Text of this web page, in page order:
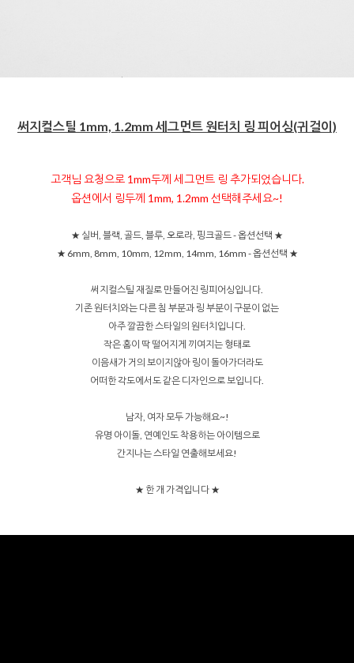
써지컬스틸 1mm, 1.2mm 세그먼트 원터치 링 피어싱(귀걸이)
고객님 요청으로 1mm두께 세그먼트 링 추가되었습니다.
옵션에서 링두께 1mm, 1.2mm 선택해주세요~!
★ 실버, 블랙, 골드, 블루, 오로라, 핑크골드 - 옵션선택 ★
★ 6mm, 8mm, 10mm, 12mm, 14mm, 16mm - 옵션선택 ★
써지컬스틸 재질로 만들어진 링피어싱입니다.
기존 원터치와는 다른 침 부분과 링 부분이 구분이 없는
아주 깔끔한 스타일의 원터치입니다.
작은 홈이 딱 떨어지게 끼여지는 형태로
이음새가 거의 보이지않아 링이 돌아가더라도
어떠한 각도에서도 같은 디자인으로 보입니다.
남자, 여자 모두 가능해요~!
유명 아이돌, 연예인도 착용하는 아이템으로
간지나는 스타일 연출해보세요!
★ 한 개 가격입니다 ★